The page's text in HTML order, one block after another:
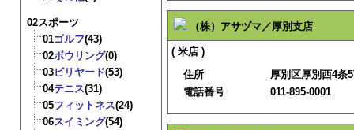
02スポーツ
01ゴルフ(43)
02ボウリング(0)
03ビリヤード(53)
04テニス(31)
05フィットネス(24)
06スイミング(54)
（株）アサヅマ／厚別支店
( 米店 )
住所
厚別区厚別西4条
電話番号
011-895-0001